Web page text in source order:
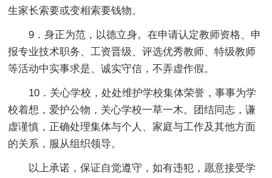
生家长索要或变相索要钱物。
9．身正为范，以德立身。在申请认定教师资格、申
报专业技术职务、工资晋级、评选优秀教师、特级教师
等活动中实事求是、诚实守信，不弄虚作假。
10．关心学校，处处维护学校集体荣誉，事事为学
校着想，爱护公物，关心学校一草一木。团结同志，谦
虚谨慎，正确处理集体与个人、家庭与工作及其他方面
的关系，服从组织领导。
以上承诺，保证自觉遵守，如有违犯，愿意接受学